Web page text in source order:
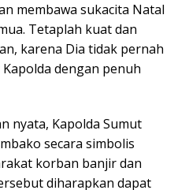
membawa sukacita Natal
Tetaplah kuat dan
karena Dia tidak pernah
dengan penuh
nyata, Kapolda Sumut
secara simbolis
korban banjir dan
diharapkan dapat